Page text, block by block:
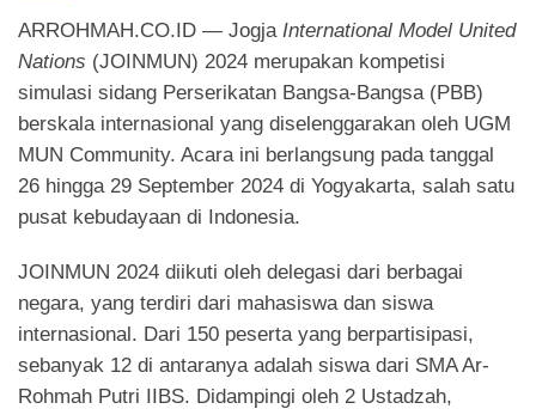
ARROHMAH.CO.ID — Jogja International Model United
Nations (JOINMUN) 2024 merupakan kompetisi
simulasi sidang Perserikatan Bangsa-Bangsa (PBB)
berskala internasional yang diselenggarakan oleh UGM
MUN Community. Acara ini berlangsung pada tanggal
26 hingga 29 September 2024 di Yogyakarta, salah satu
pusat kebudayaan di Indonesia.
JOINMUN 2024 diikuti oleh delegasi dari berbagai
negara, yang terdiri dari mahasiswa dan siswa
internasional. Dari 150 peserta yang berpartisipasi,
sebanyak 12 di antaranya adalah siswa dari SMA Ar-
Rohmah Putri IIBS. Didampingi oleh 2 Ustadzah,